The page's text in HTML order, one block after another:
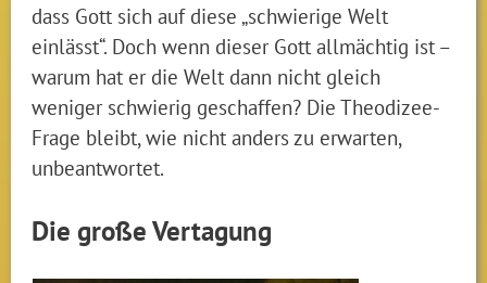
dass Gott sich auf diese „schwierige Welt
einlässt“. Doch wenn dieser Gott allmächtig ist –
warum hat er die Welt dann nicht gleich
weniger schwierig geschaffen? Die Theodizee-
Frage bleibt, wie nicht anders zu erwarten,
unbeantwortet.
Die große Vertagung